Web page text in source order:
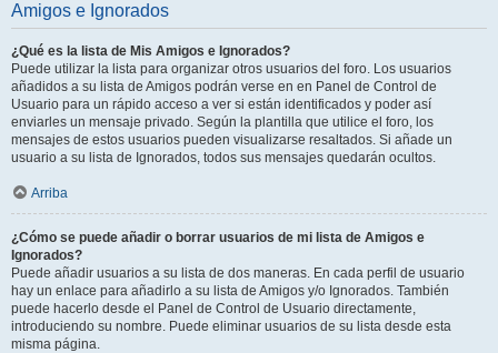
Amigos e Ignorados
¿Qué es la lista de Mis Amigos e Ignorados?
Puede utilizar la lista para organizar otros usuarios del foro. Los usuarios
añadidos a su lista de Amigos podrán verse en en Panel de Control de
Usuario para un rápido acceso a ver si están identificados y poder así
enviarles un mensaje privado. Según la plantilla que utilice el foro, los
mensajes de estos usuarios pueden visualizarse resaltados. Si añade un
usuario a su lista de Ignorados, todos sus mensajes quedarán ocultos.
Arriba
¿Cómo se puede añadir o borrar usuarios de mi lista de Amigos e
Ignorados?
Puede añadir usuarios a su lista de dos maneras. En cada perfil de usuario
hay un enlace para añadirlo a su lista de Amigos y/o Ignorados. También
puede hacerlo desde el Panel de Control de Usuario directamente,
introduciendo su nombre. Puede eliminar usuarios de su lista desde esta
misma página.